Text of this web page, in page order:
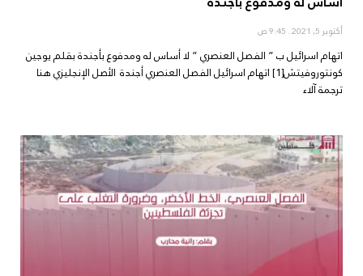
أكتوبر 5, 2021
اتهام اسرائيل ب ” الفصل العنصري ” لا أساس له ومدفوع بأجندة بقلم يوجين
كونتوروفيتش[1] اتهام اسرائيل الفصل العنصري أجندة الأصل الإنجليزي هنا
ترجمة آلاء